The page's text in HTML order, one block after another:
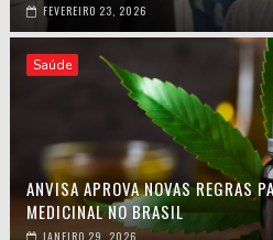
FEVEREIRO 23, 2026
Saúde
ANVISA APROVA NOVAS REGRAS
MEDICINAL NO BRASIL
JANEIRO 29, 2026